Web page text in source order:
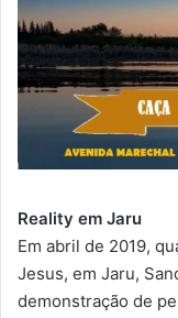
Reality em Jaru
Em abril de 2019,
Jesus, em Jaru,
demonstração de